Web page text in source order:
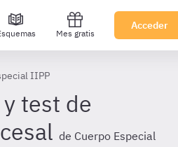
Mes gratis
Acceder
IIPP
test de
de Cuerpo Especial